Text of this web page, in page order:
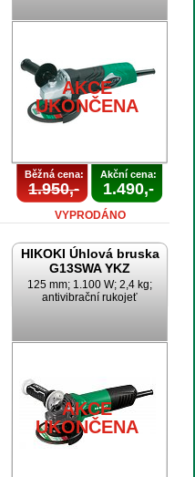
AKCE
UKONČENA
Běžná cena:
1.950,-
Akční cena:
1.490,-
VYPRODÁNO
HIKOKI Úhlová bruska
G13SWA YKZ
125 mm; 1.100 W; 2,4 kg;
antivibrační rukojeť
AKCE
UKONČENA